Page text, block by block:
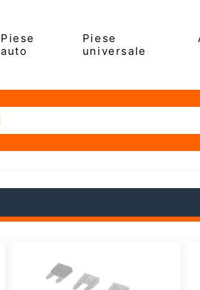
Piese
auto
Piese
universale